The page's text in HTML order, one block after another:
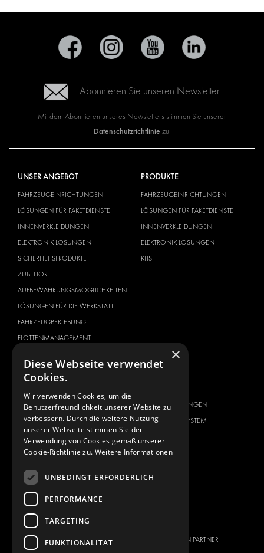
Abonnieren Sie unseren Newsletter
Mit dem Abonnieren unseres Newsletters stimmen Sie unserer
Datenschutzrichtlinie zu.
UNSER ANGEBOT
FAHRZEUGEINRICHTUNGEN
LÖSUNGEN FÜR PAKETDIENSTE
INNENVERKLEIDUNGEN
ELEKTRONIK-LÖSUNGEN
SICHERHEITSPRODUKTE
ZUBEHÖR
AUFBEWAHRUNGSMÖGLICHKEITEN
LÖSUNGEN FÜR DIE WERKSTATT
FAHRZEUGBEKLEBUNG
FLOTTENMANAGEMENT
PRODUKTE
FAHRZEUGEINRICHTUNGEN
LÖSUNGEN FÜR PAKETDIENSTE
INNENVERKLEIDUNGEN
ELEKTRONIK-LÖSUNGEN
KITS
FAHRZEUGHERSTELLER
CITROËN
DACIA
FORD
IVECO
MAXUS
MERCEDES
NISSAN
KOMPLETTLÖSUNGEN
ÜBER MODUL-SYSTEM
NEUIGKEITEN
KONTAKT
WERDEN SIE EIN PARTNER
×
Diese Webseite verwendet
Cookies.
Wir verwenden Cookies, um die
Benutzerfreundlichkeit unserer Website zu
verbessern. Durch die weitere Nutzung
unserer Webseite stimmen Sie der
Verwendung von Cookies gemäß unserer
Cookie-Richtlinie zu. Weitere Informationen
UNBEDINGT ERFORDERLICH
PERFORMANCE
TARGETING
FUNKTIONALITÄT